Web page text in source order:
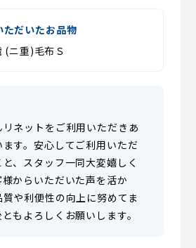
ただいたお品物
(ニ重)毛布Ｓ
ネットをご利用いただきあ
ます。安心してご利用いただ
、スタッフ一同大変嬉しく
からいただいた声を活か
や利便性の向上に努めてま
もよろしくお願いします。